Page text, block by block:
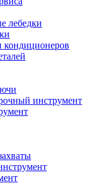
лебедки
кондиционеров
инструмент